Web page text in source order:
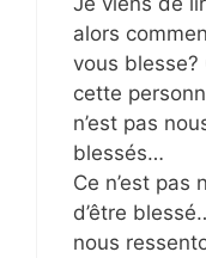
alors
vous blesse?
cette
n’est pas
blessés…
Ce n’est pas
d’être
nous